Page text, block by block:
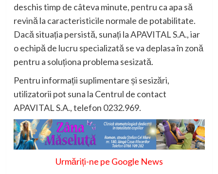
deschis timp de câteva minute, pentru ca apa să
revină la caracteristicile normale de potabilitate.
Dacă situația persistă, sunați la APAVITAL S.A., iar
o echipă de lucru specializată se va deplasa în zonă
pentru a soluționa problema sesizată.
Pentru informații suplimentare și sesizări,
utilizatorii pot suna la Centrul de contact
APAVITAL S.A., telefon 0232.969.
Urmăriți-ne pe Google News